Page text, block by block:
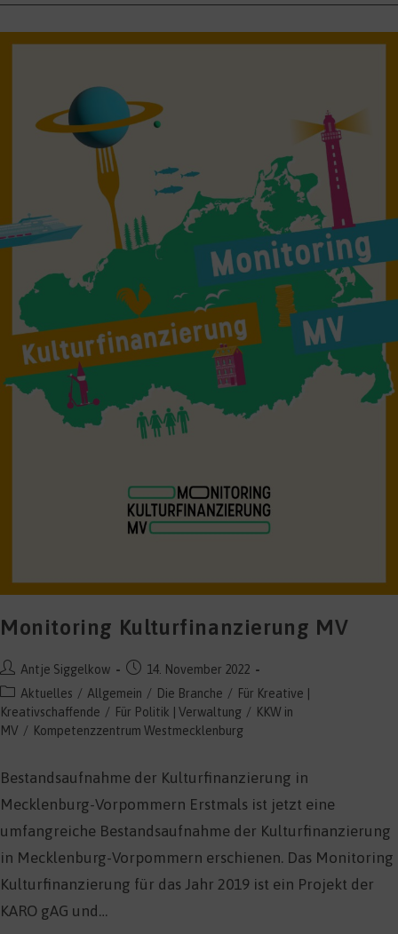
Monitoring Kulturfinanzierung MV
Beitrags-
Autor:
Antje Siggelkow
Beitrag
veröffentlicht:
14. November 2022
Beitrags-
Kategorie:
Aktuelles / Allgemein / Die Branche / Für Kreative |
Kreativschaffende / Für Politik | Verwaltung / KKW in
MV / Kompetenzzentrum Westmecklenburg
Bestandsaufnahme der Kulturfinanzierung in
Mecklenburg-Vorpommern Erstmals ist jetzt eine
umfangreiche Bestandsaufnahme der Kulturfinanzierung
in Mecklenburg-Vorpommern erschienen. Das Monitoring
Kulturfinanzierung für das Jahr 2019 ist ein Projekt der
KARO gAG und…